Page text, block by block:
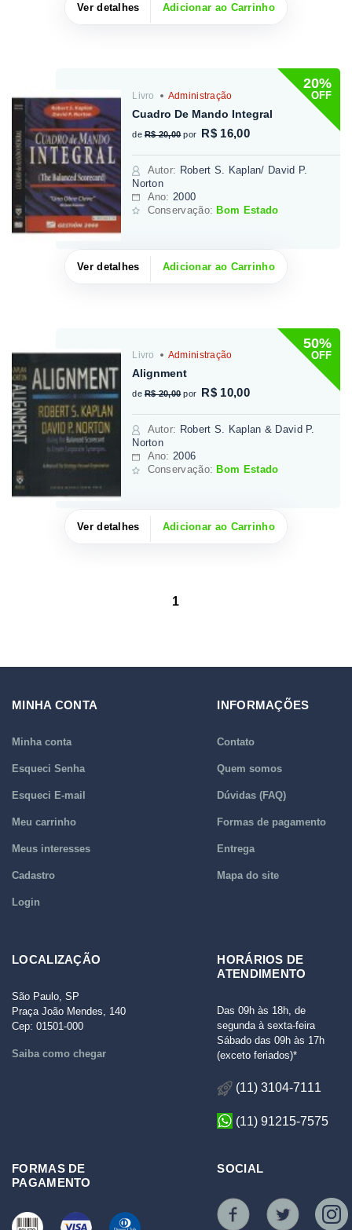
Ver detalhes Adicionar ao Carrinho
20%
OFF
Livro Administração
Cuadro De Mando Integral
de R$ 20,00 por R$ 16,00
Autor: Robert S. Kaplan/ David P.
Norton
Ano: 2000
Conservação:Bom Estado
Ver detalhes Adicionar ao Carrinho
50%
OFF
Livro Administração
Alignment
de R$ 20,00 por R$ 10,00
Autor: Robert S. Kaplan & David P.
Norton
Ano: 2006
Conservação: Bom Estado
Ver detalhes Adicionar ao Carrinho
1
MINHA CONTA
Minha conta
Esqueci Senha
Esqueci E-mail
Meu carrinho
Meus interesses
Cadastro
Login
INFORMAÇÕES
Contato
Quem somos
Dúvidas (FAQ)
Formas de pagamento
Entrega
Mapa do site
LOCALIZAÇÃO
São Paulo, SP
Praça João Mendes, 140
Cep: 01501-000
Saiba como chegar
HORÁRIOS DE
ATENDIMENTO
Das 09h às 18h, de
segunda à sexta-feira
Sábado das 09h às 17h
(exceto feriados)*
(11) 3104-7111
(11) 91215-7575
FORMAS DE
PAGAMENTO
SOCIAL